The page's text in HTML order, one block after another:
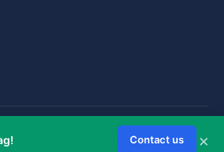
rättigheter förbehållna.
Contact us ×